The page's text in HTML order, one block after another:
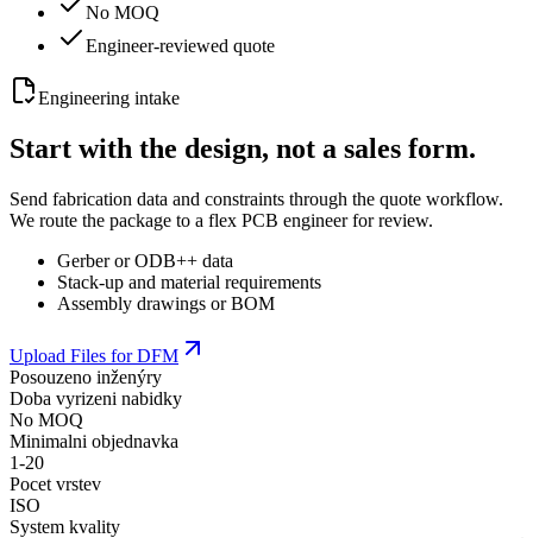
No MOQ
Engineer-reviewed quote
Engineering intake
Start with the design, not a sales form.
Send fabrication data and constraints through the quote workflow.
We route the package to a flex PCB engineer for review.
Gerber or ODB++ data
Stack-up and material requirements
Assembly drawings or BOM
Upload Files for DFM
Posouzeno inženýry
Doba vyrizeni nabidky
No MOQ
Minimalni objednavka
1-20
Pocet vrstev
ISO
System kvality